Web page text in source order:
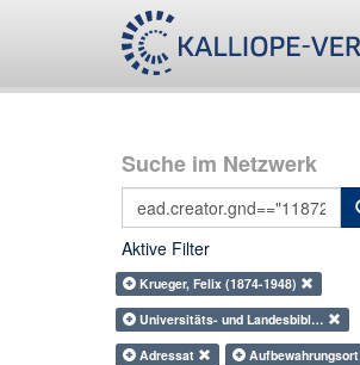
Suche im Netzwerk
Aktive Filter
Krueger, Felix (1874-1948)
Universitäts- und Landesbibl…
Adressat
Aufbewahrungsort